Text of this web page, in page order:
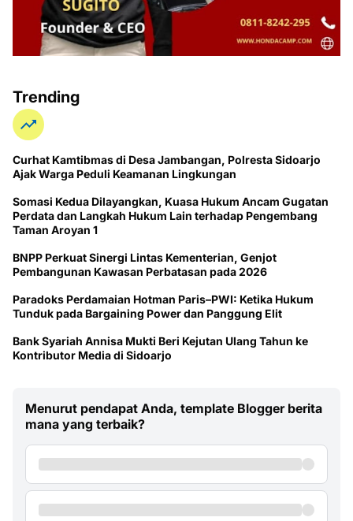
Trending
Curhat Kamtibmas di Desa Jambangan, Polresta Sidoarjo
Ajak Warga Peduli Keamanan Lingkungan
Somasi Kedua Dilayangkan, Kuasa Hukum Ancam Gugatan
Perdata dan Langkah Hukum Lain terhadap Pengembang
Taman Aroyan 1
BNPP Perkuat Sinergi Lintas Kementerian, Genjot
Pembangunan Kawasan Perbatasan pada 2026
Paradoks Perdamaian Hotman Paris–PWI: Ketika Hukum
Tunduk pada Bargaining Power dan Panggung Elit
Bank Syariah Annisa Mukti Beri Kejutan Ulang Tahun ke
Kontributor Media di Sidoarjo
Menurut pendapat Anda, template Blogger berita
mana yang terbaik?